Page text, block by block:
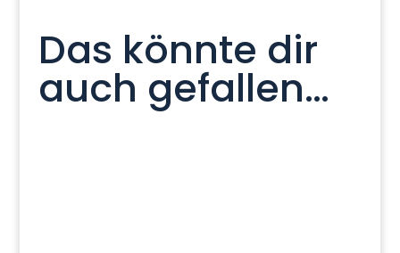
Das könnte dir
auch gefallen…